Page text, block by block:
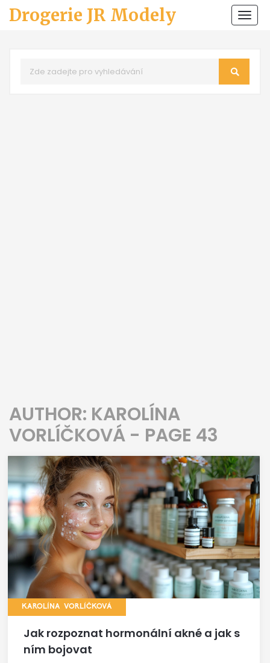
Drogerie JR Modely
AUTHOR: KAROLÍNA
VORLÍČKOVÁ - PAGE 43
KAROLÍNA VORLÍČKOVÁ
Jak rozpoznat hormonální akné a jak s
ním bojovat